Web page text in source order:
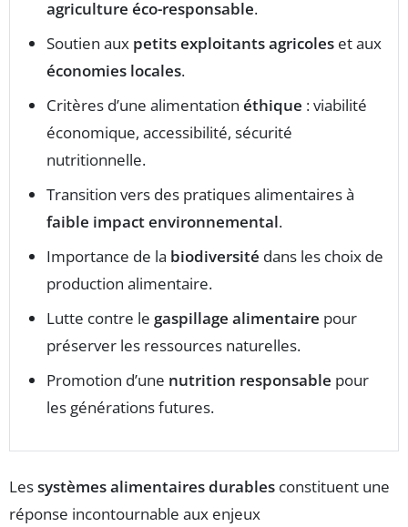
agriculture éco-responsable.
Soutien aux petits exploitants agricoles et aux
économies locales.
Critères d’une alimentation éthique : viabilité
économique, accessibilité, sécurité
nutritionnelle.
Transition vers des pratiques alimentaires à
faible impact environnemental.
Importance de la biodiversité dans les choix de
production alimentaire.
Lutte contre le gaspillage alimentaire pour
préserver les ressources naturelles.
Promotion d’une nutrition responsable pour
les générations futures.
Lessystèmes alimentaires durables constituent une
réponse incontournable aux enjeux